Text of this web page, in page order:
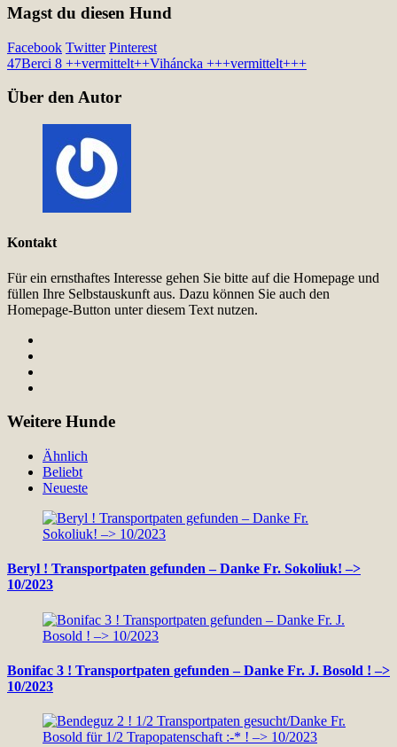
Magst du diesen Hund
Facebook Twitter Pinterest
47Berci 8 ++vermittelt++Viháncka +++vermittelt+++
Über den Autor
Kontakt
Für ein ernsthaftes Interesse gehen Sie bitte auf die Homepage und
füllen Ihre Selbstauskunft aus. Dazu können Sie auch den
Homepage-Button unter diesem Text nutzen.
Weitere Hunde
Ähnlich
Beliebt
Neueste
Beryl ! Transportpaten gefunden – Danke Fr. Sokoliuk! –>
10/2023
Bonifac 3 ! Transportpaten gefunden – Danke Fr. J. Bosold ! –>
10/2023